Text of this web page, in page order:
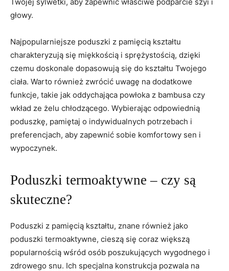
głowy.
Najpopularniejsze poduszki z pamięcią kształtu⁤
charakteryzują się miękkością⁤ i sprężystością,‍ dzięki
czemu doskonale dopasowują się do kształtu Twojego
ciała. Warto również zwrócić uwagę na dodatkowe ​
funkcje, takie jak oddychająca powłoka z bambusa⁢ czy
wkład ze żelu chłodzącego. Wybierając odpowiednią
poduszkę, pamiętaj o indywidualnych potrzebach i
preferencjach, aby zapewnić sobie komfortowy sen i
wypoczynek.
Poduszki termoaktywne – czy są
skuteczne?
Poduszki ‌z pamięcią kształtu, znane również jako
poduszki termoaktywne, ⁣cieszą się coraz większą
popularnością wśród osób poszukujących wygodnego i
zdrowego​ snu. Ich specjalna konstrukcja pozwala na